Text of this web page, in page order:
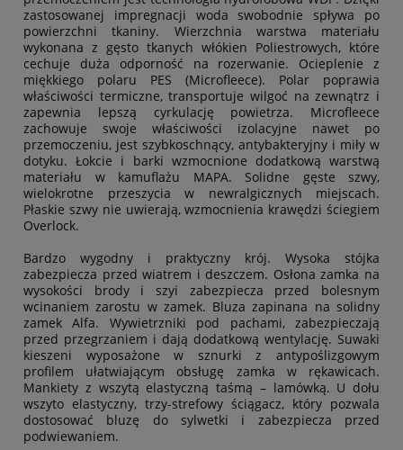
zastosowanej impregnacji woda swobodnie spływa po
powierzchni tkaniny. Wierzchnia warstwa materiału
wykonana z gęsto tkanych włókien Poliestrowych, które
cechuje duża odporność na rozerwanie. Ocieplenie z
miękkiego polaru PES (Microfleece). Polar poprawia
właściwości termiczne, transportuje wilgoć na zewnątrz i
zapewnia lepszą cyrkulację powietrza. Microfleece
zachowuje swoje właściwości izolacyjne nawet po
przemoczeniu, jest szybkoschnący, antybakteryjny i miły w
dotyku. Łokcie i barki wzmocnione dodatkową warstwą
materiału w kamuflażu MAPA. Solidne gęste szwy,
wielokrotne przeszycia w newralgicznych miejscach.
Płaskie szwy nie uwierają, wzmocnienia krawędzi ściegiem
Overlock.
Bardzo wygodny i praktyczny krój. Wysoka stójka
zabezpiecza przed wiatrem i deszczem. Osłona zamka na
wysokości brody i szyi zabezpiecza przed bolesnym
wcinaniem zarostu w zamek. Bluza zapinana na solidny
zamek Alfa. Wywietrzniki pod pachami, zabezpieczają
przed przegrzaniem i dają dodatkową wentylację. Suwaki
kieszeni wyposażone w sznurki z antypoślizgowym
profilem ułatwiającym obsługę zamka w rękawicach.
Mankiety z wszytą elastyczną taśmą – lamówką. U dołu
wszyto elastyczny, trzy-strefowy ściągacz, który pozwala
dostosować bluzę do sylwetki i zabezpiecza przed
podwiewaniem.